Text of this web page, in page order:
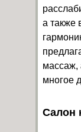
а также
массаж,
многое
Салон